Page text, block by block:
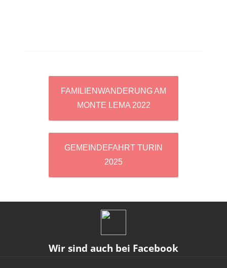
Artikel-
Navigation
FAMILIENWANDERUNG AM
MONTE LEMA 2022
GEMEINDEFAHRT TURIN
2025
Wir sind auch bei Facebook